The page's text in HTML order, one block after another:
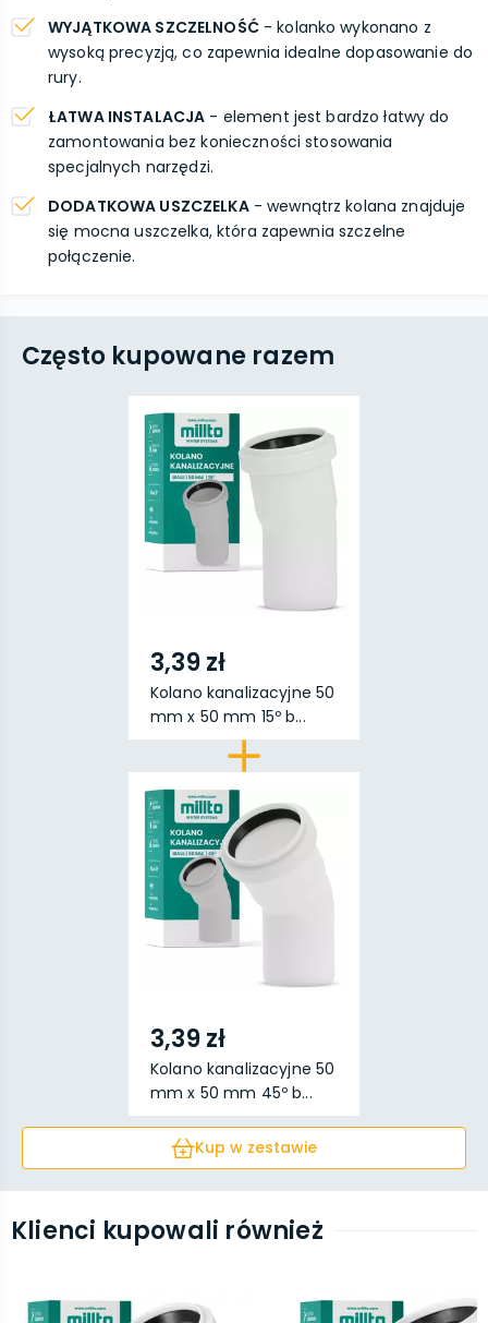
WYJĄTKOWA SZCZELNOŚĆ- kolanko wykonano z
wysoką precyzją, co zapewnia idealne dopasowanie do
rury.
ŁATWA INSTALACJA - element jest bardzo łatwy do
zamontowania bez konieczności stosowania
specjalnych narzędzi.
DODATKOWA USZCZELKA- wewnątrz kolana znajduje
się mocna uszczelka, która zapewnia szczelne
połączenie.
Często kupowane razem
3,39 zł
Kolano kanalizacyjne 50
mm x 50 mm 15º b...
3,39 zł
Kolano kanalizacyjne 50
mm x 50 mm 45º b...
Kup w zestawie
Klienci kupowali również